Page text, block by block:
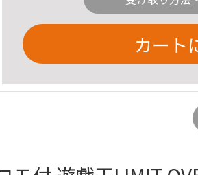
カート